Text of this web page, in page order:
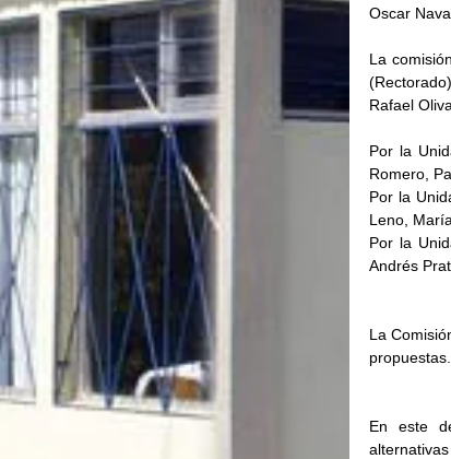
Oscar
La
Rafael
Por la
Romero,
Por la
Leno,
Por la
Andrés
La
propuestas.
En este